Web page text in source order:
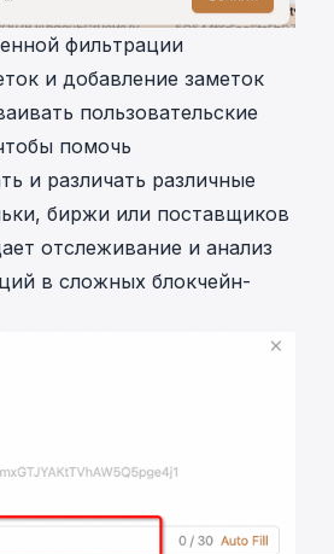
фильтрации
и добавление заметок
пользовательские
помочь
и различать различные
биржи или поставщиков
отслеживание и анализ
в сложных блокчейн-